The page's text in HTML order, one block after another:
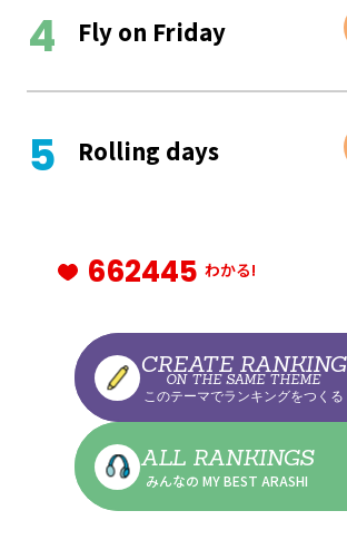
Fly on Friday
Rolling days
662445 わかる!
CREATE RANKING
ON THE SAME THEME
このテーマでランキングをつくる
ALL RANKINGS
みんなの MY BEST ARASHI